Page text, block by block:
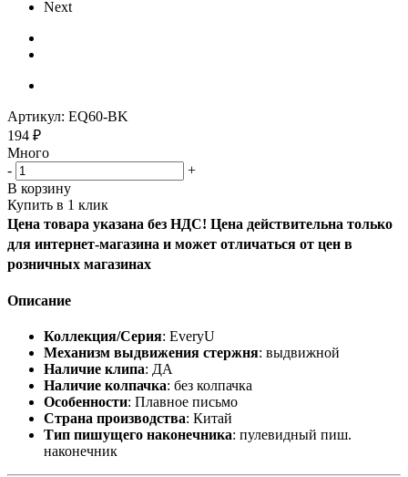
Next
Артикул: EQ60-BK
194 ₽
Много
-
+
В корзину
Купить в 1 клик
Цена товара указана без НДС! Цена действительна только
для интернет-магазина и может отличаться от цен в
розничных магазинах
Описание
Коллекция/Серия: EveryU
Механизм выдвижения стержня: выдвижной
Наличие клипа: ДА
Наличие колпачка: без колпачка
Особенности: Плавное письмо
Страна производства: Китай
Тип пишущего наконечника: пулевидный пиш.
наконечник